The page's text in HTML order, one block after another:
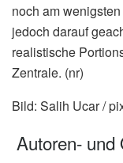
noch am
jedoch darauf
realistische
Zentrale. (nr)
Bild: Salih Ucar /
Autoren- und